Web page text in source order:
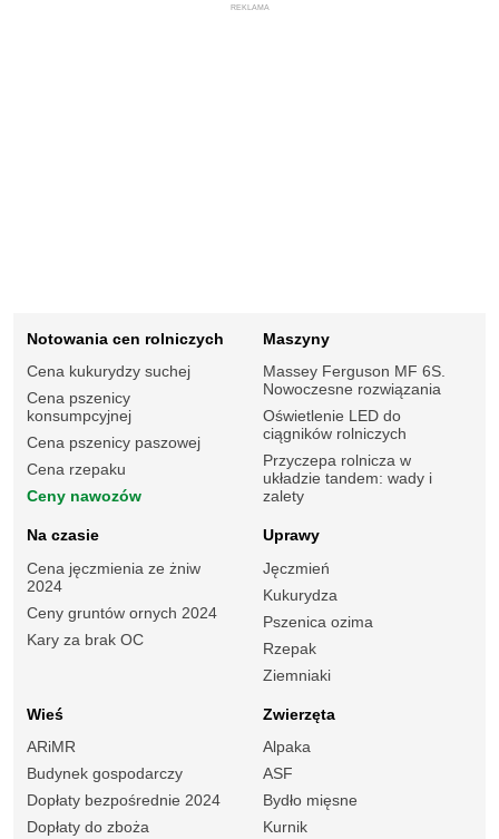
REKLAMA
Notowania cen rolniczych
Cena kukurydzy suchej
Cena pszenicy
konsumpcyjnej
Cena pszenicy paszowej
Cena rzepaku
Ceny nawozów
Maszyny
Massey Ferguson MF 6S.
Nowoczesne rozwiązania
Oświetlenie LED do
ciągników rolniczych
Przyczepa rolnicza w
układzie tandem: wady i
zalety
Na czasie
Cena jęczmienia ze żniw
2024
Ceny gruntów ornych 2024
Kary za brak OC
Uprawy
Jęczmień
Kukurydza
Pszenica ozima
Rzepak
Ziemniaki
Wieś
ARiMR
Budynek gospodarczy
Dopłaty bezpośrednie 2024
Dopłaty do zboża
Zwierzęta
Alpaka
ASF
Bydło mięsne
Kurnik